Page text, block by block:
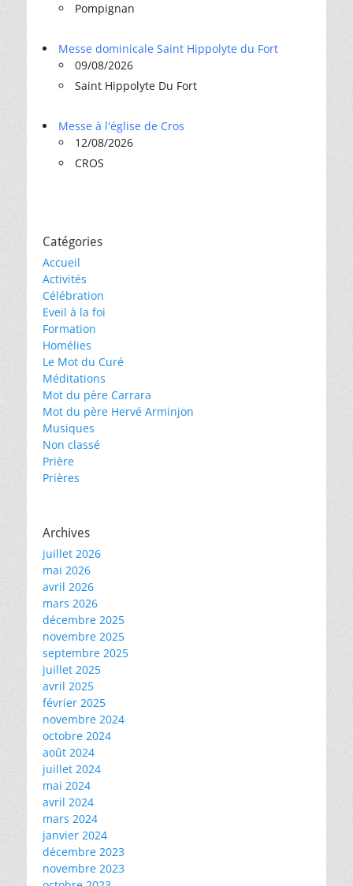
Pompignan
Messe dominicale Saint Hippolyte du Fort
09/08/2026
Saint Hippolyte Du Fort
Messe à l'église de Cros
12/08/2026
CROS
Catégories
Accueil
Activités
Célébration
Eveil à la foi
Formation
Homélies
Le Mot du Curé
Méditations
Mot du père Carrara
Mot du père Hervé Arminjon
Musiques
Non classé
Prière
Prières
Archives
juillet 2026
mai 2026
avril 2026
mars 2026
décembre 2025
novembre 2025
septembre 2025
juillet 2025
avril 2025
février 2025
novembre 2024
octobre 2024
août 2024
juillet 2024
mai 2024
avril 2024
mars 2024
janvier 2024
décembre 2023
novembre 2023